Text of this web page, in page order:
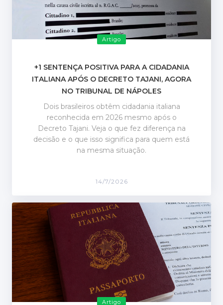
Artigo
+1 SENTENÇA POSITIVA PARA A CIDADANIA
ITALIANA APÓS O DECRETO TAJANI, AGORA
NO TRIBUNAL DE NÁPOLES
Dois brasileiros obtêm cidadania italiana
reconhecida em 2026 mesmo após o
Decreto Tajani. Veja o que fez diferença na
decisão e o que isso significa para quem está
na mesma situação.
14/7/2026
Artigo